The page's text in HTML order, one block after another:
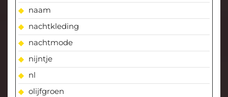
naam
nachtkleding
nachtmode
nijntje
nl
olijfgroen